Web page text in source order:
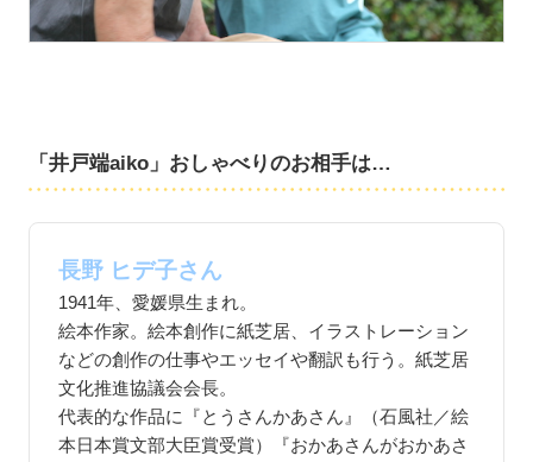
「井戸端aiko」おしゃべりのお相手は…
長野 ヒデ子さん
1941年、愛媛県生まれ。
絵本作家。絵本創作に紙芝居、イラストレーション
などの創作の仕事やエッセイや翻訳も行う。紙芝居
文化推進協議会会長。
代表的な作品に『とうさんかあさん』（石風社／絵
本日本賞文部大臣賞受賞）『おかあさんがおかあさ